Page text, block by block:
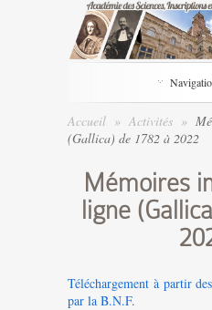
Accueil » Activités »
(Gallica) de 1782 à 2022
Mémoires
ligne
Téléchargement à partir
par la B.N.F.